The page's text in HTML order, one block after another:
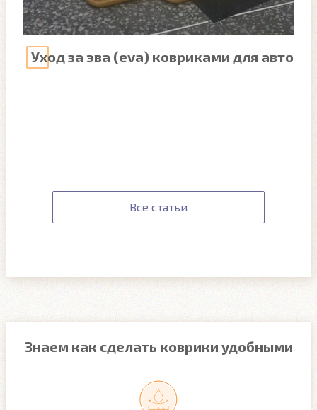
Уход за эва (eva) ковриками для авто
Все статьи
Знаем как сделать коврики удобными